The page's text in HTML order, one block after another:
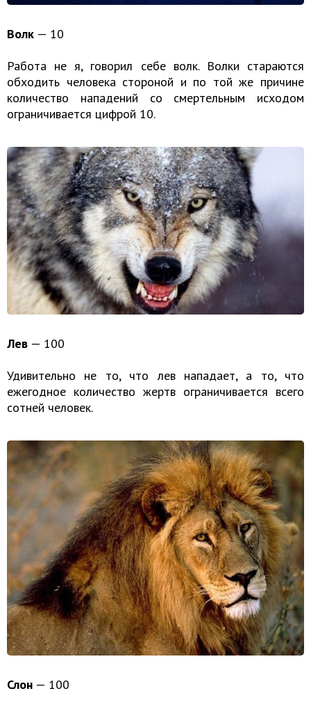
Волк — 10
Работа не я, говорил себе волк. Волки стараются
обходить человека стороной и по той же причине
количество нападений со смертельным исходом
ограничивается цифрой 10.
Лев — 100
Удивительно не то, что лев нападает, а то, что
ежегодное количество жертв ограничивается всего
сотней человек.
Слон — 100